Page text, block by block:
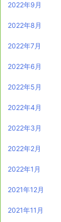
2022年9月
2022年8月
2022年7月
2022年6月
2022年5月
2022年4月
2022年3月
2022年2月
2022年1月
2021年12月
2021年11月